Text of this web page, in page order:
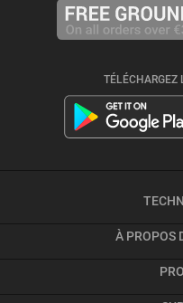
TÉLÉCHARGEZ
Imagerie thermique
Vidéo activée par le recul
À PROPOS